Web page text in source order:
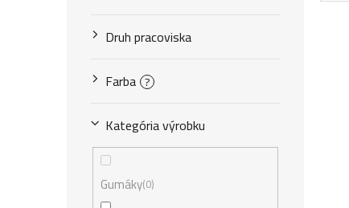
Druh pracoviska
Farba ?
Kategória výrobku
Gumáky 0